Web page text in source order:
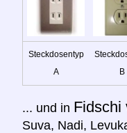
Steckdosentyp
A
B
... und in Fidschi
Suva, Nadi,